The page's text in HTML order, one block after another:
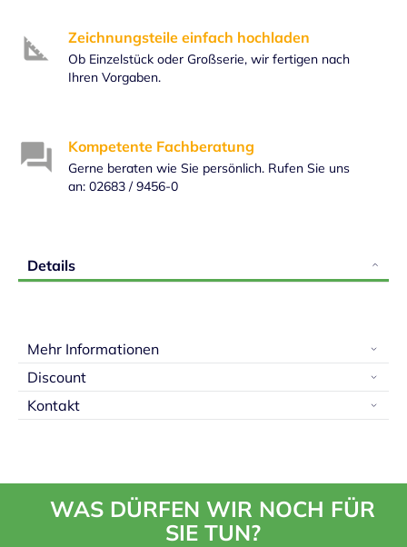
Zeichnungsteile einfach hochladen
Ob Einzelstück oder Großserie, wir fertigen nach
Ihren Vorgaben.
Kompetente Fachberatung
Gerne beraten wie Sie persönlich. Rufen Sie uns
an: 02683 / 9456-0
Details
Mehr Informationen
Discount
Kontakt
WAS DÜRFEN WIR NOCH FÜR
SIE TUN?